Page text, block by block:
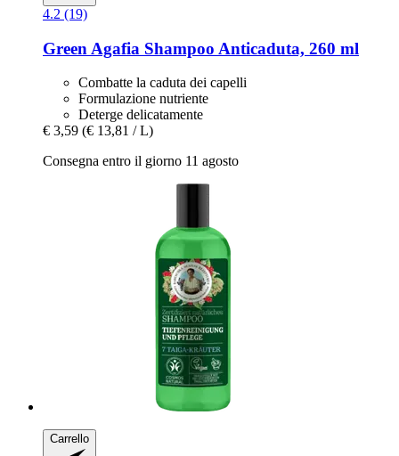
4.2 (19)
Green Agafia Shampoo Anticaduta, 260 ml
Combatte la caduta dei capelli
Formulazione nutriente
Deterge delicatamente
€ 3,59 (€ 13,81 / L)
Consegna entro il giorno 11 agosto
Carrello